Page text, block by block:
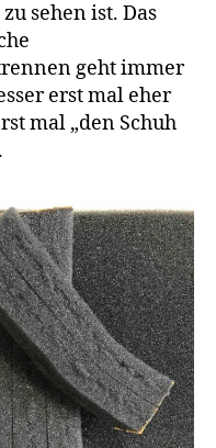
sehen ist. Das
geht immer
erst mal eher
mal „den Schuh